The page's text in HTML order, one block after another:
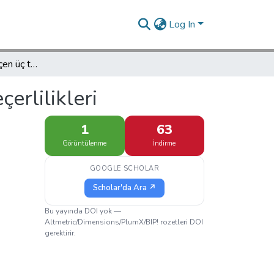
Log In
Dil yeteneklerini ölçen üç testin yapı geçerlilikleri
1
Görüntülenme
63
İndirme
GOOGLE SCHOLAR
Scholar'da Ara ↗
Bu yayında DOI yok —
Altmetric/Dimensions/PlumX/BIP! rozetleri DOI
gerektirir.